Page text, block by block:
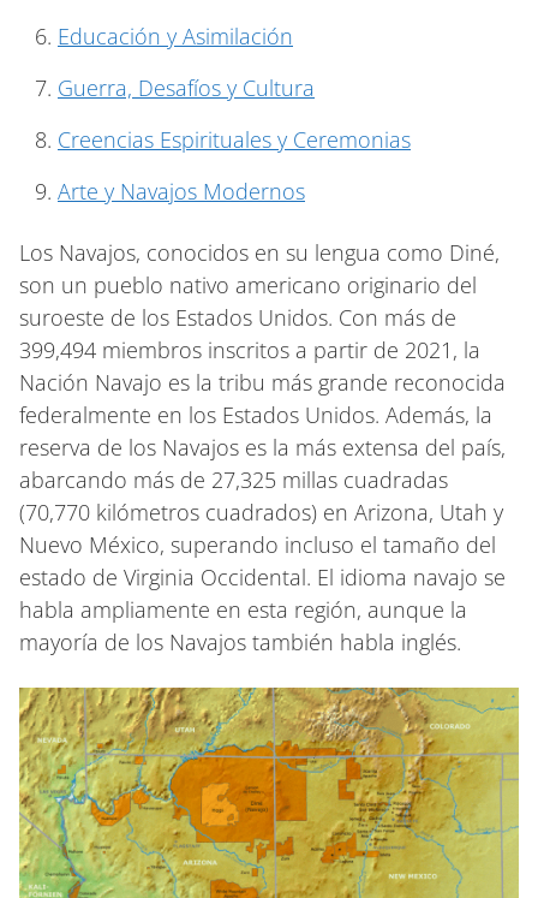
Educación y Asimilación
Guerra, Desafíos y Cultura
Creencias Espirituales y Ceremonias
Arte y Navajos Modernos
Los Navajos, conocidos en su lengua como Diné,
son un pueblo nativo americano originario del
suroeste de los Estados Unidos. Con más de
399,494 miembros inscritos a partir de 2021, la
Nación Navajo es la tribu más grande reconocida
federalmente en los Estados Unidos. Además, la
reserva de los Navajos es la más extensa del país,
abarcando más de 27,325 millas cuadradas
(70,770 kilómetros cuadrados) en Arizona, Utah y
Nuevo México, superando incluso el tamaño del
estado de Virginia Occidental. El idioma navajo se
habla ampliamente en esta región, aunque la
mayoría de los Navajos también habla inglés.